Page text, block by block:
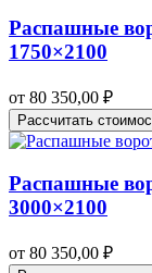
Распашные
1750×2100
от 80 350,00 ₽
Рассчитать
Распашные
3000×2100
от 80 350,00 ₽